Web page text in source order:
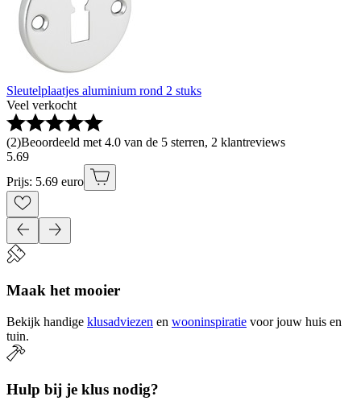
Sleutelplaatjes aluminium rond 2 stuks
Veel verkocht
(2)Beoordeeld met 4.0 van de 5 sterren, 2 klantreviews
5.69
Prijs: 5.69 euro
Maak het mooier
Bekijk handige klusadviezen en wooninspiratie voor jouw huis en
tuin.
Hulp bij je klus nodig?